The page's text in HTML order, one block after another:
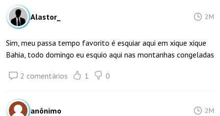
Alastor_ 2M
Sim, meu passa tempo favorito é esquiar aqui em xique xique
Bahia, todo domingo eu esquio aqui nas montanhas congeladas
2 comentários 1 0
anônimo 2M